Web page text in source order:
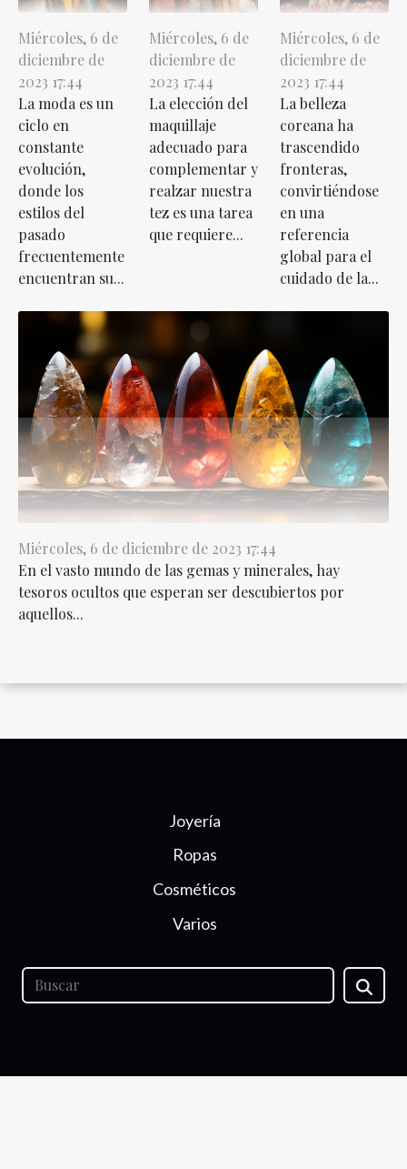
Miércoles, 6 de
diciembre de
2023 17:44
La moda es un
ciclo en
constante
evolución,
donde los
estilos del
pasado
frecuentemente
encuentran su...
Miércoles, 6 de
diciembre de
2023 17:44
La elección del
maquillaje
adecuado para
complementar y
realzar nuestra
tez es una tarea
que requiere...
Miércoles, 6 de
diciembre de
2023 17:44
La belleza
coreana ha
trascendido
fronteras,
convirtiéndose
en una
referencia
global para el
cuidado de la...
Miércoles, 6 de diciembre de 2023 17:44
En el vasto mundo de las gemas y minerales, hay
tesoros ocultos que esperan ser descubiertos por
aquellos...
Joyería
Ropas
Cosméticos
Varios